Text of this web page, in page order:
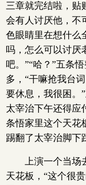
三章就完结啦，贴
会有人讨厌他，
色眼睛里在想什么
吗，怎么可以讨厌
吧。”“哈？”五条
多，“干嘛抢我台
要休息，我很困。
太宰治下午还得应
条悟家里这个天花
踢翻了太宰治脚下
上演一个当
天花板，“这个很